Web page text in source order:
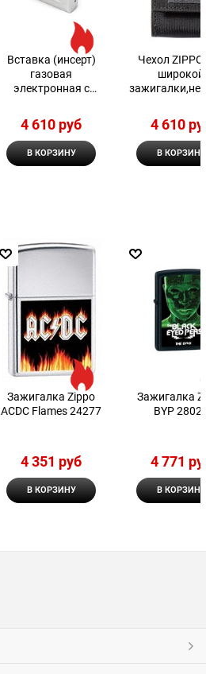
Вставка (инсерт)
газовая
электронная с
Zippo
4 610 руб
В КОРЗИНУ
Чехол
широкой
ремень,
4 610
В КОРЗИНУ
Зажигалка Zippo
ACDC Flames 24277
4 351 руб
В КОРЗИНУ
Зажигалка
BYP
4 771
В КОРЗИНУ